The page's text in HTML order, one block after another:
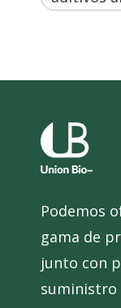
Podemos
gama de
junto con
suministro